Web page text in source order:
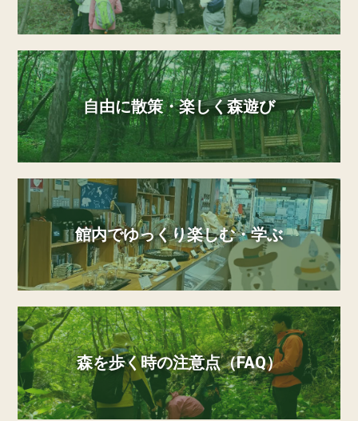
自由に散策・楽しく森遊び
館内でゆっくり楽しむ・学ぶ
森を歩く時の注意点（FAQ）